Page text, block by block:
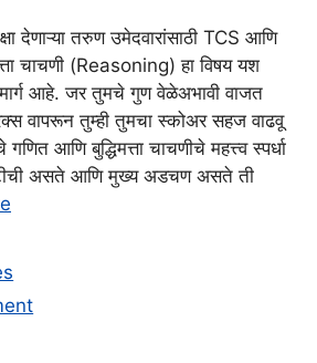
देणाऱ्या तरुण उमेदवारांसाठी TCS आणि
चाचणी (Reasoning) हा विषय यश
मार्ग आहे. जर तुमचे गुण वेळेअभावी वाजत
वापरून तुम्ही तुमचा स्कोअर सहज वाढवू
आणि बुद्धिमत्ता चाचणीचे महत्त्व स्पर्धा
असते आणि मुख्य अडचण असते ती